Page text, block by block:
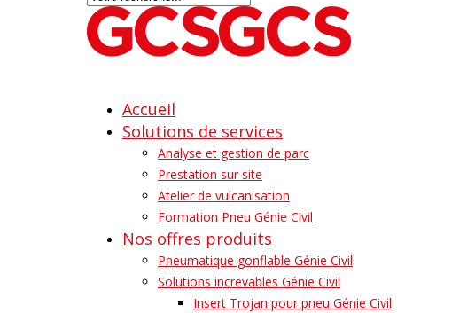
Accueil
Solutions de services
Analyse et gestion de parc
Prestation sur site
Atelier de vulcanisation
Formation Pneu Génie Civil
Nos offres produits
Pneumatique gonflable Génie Civil
Solutions increvables Génie Civil
Insert Trojan pour pneu Génie Civil